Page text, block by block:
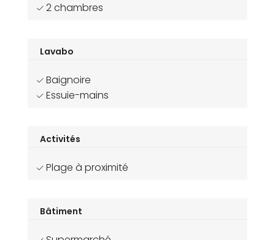
2 chambres
Lavabo
Baignoire
Essuie-mains
Activités
Plage à proximité
Bâtiment